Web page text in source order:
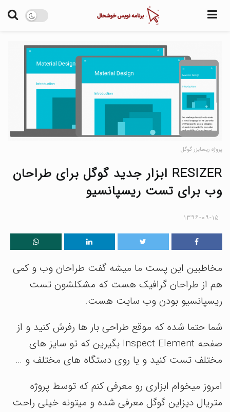
پروژه ریسایزر گوگل
RESIZER ابزار جدید گوگل برای طراحان
وب برای تست ریسپانسیو
۱۳۹۶-۰۹-۱۵
مخاطبین این پست ما میشه گفت طراحان وب و کمی
هم از طراحان گرافیک هست که مشکلشون تست
ریسپانسیو بودن وب سایت هست.
شما حتما شده که موقع طراحی بار ها رفرش کنید و از
صفحه Inspect Element بگیرین که تو سایز های
مختلف تست کنید و یا روی دستگاه های مختلف و …
امروز میخوام ابزاری رو معرفی کنم که توسط پروژه
متریال دیزاین گوگل معرفی شده و میتونه خیلی راحت
آموزش
نرم افزار
اخبار
درباره من